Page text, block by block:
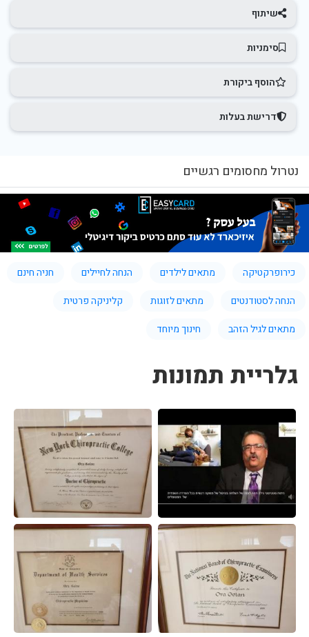
שיתוף
סימניות
הוסף ביקורת
דרישת בעלות
נטרול מחסומים רגשיים
כירופרקטיקה מתאים לילדים הנחה לחיילים
חניה חינם
הנחה לסטודנטים
מתאים לזוגות
קליניקה פרטית
מתאים לגיל הזהב
חינוך מיוחד
גלריית תמונות